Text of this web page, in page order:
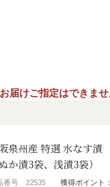
届けご指定はできませ
泉州産 特選 水なす漬
ぬか漬3袋、浅漬3袋）
番号 22535
獲得ポイント